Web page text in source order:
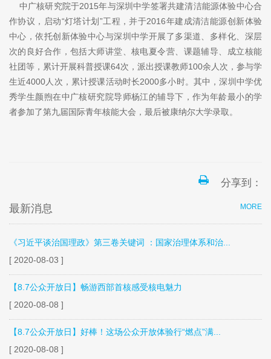
中广核研究院于2015年与深圳中学签署共建清洁能源体验中心合
作协议，启动“灯塔计划”工程，并于2016年建成清洁能源创新体验
中心，依托创新体验中心与深圳中学开展了多渠道、多样化、深层
次的良好合作，包括大师讲堂、核电夏令营、课题辅导、成立核能
社团等，累计开展科普授课64次，派出授课教师100余人次，参与学
生近4000人次，累计授课活动时长2000多小时。其中，深圳中学优
秀学生颜煦在中广核研究院导师杨江的辅导下，作为年龄最小的学
者参加了第九届国际青年核能大会，最后被康纳尔大学录取。
分享到：
MORE
最新消息
《习近平谈治国理政》第三卷关键词 ：国家治理体系和治...
[ 2020-08-03 ]
【8.7公众开放日】畅游西部首核感受核电魅力
[ 2020-08-08 ]
【8.7公众开放日】好棒！这场公众开放体验行“燃点”满...
[ 2020-08-08 ]